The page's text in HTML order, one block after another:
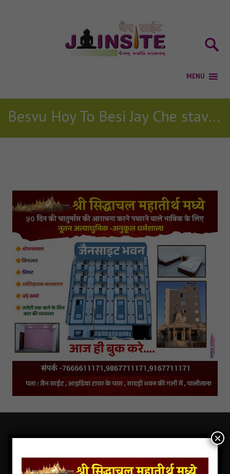
Besvu Hoy To Besi Jay Che stavan
LATEST NEWS OF JAINS
Latest Jain Dharamshala In Palitana
×